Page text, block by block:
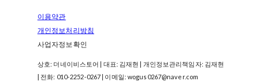
이용약관
개인정보처리방침
사업자정보확인
상호: 더네이비스토어 | 대표: 김재현 | 개인정보관리책임자: 김재현
| 전화: 010-2252-0267 | 이메일: wogus0267@naver.com